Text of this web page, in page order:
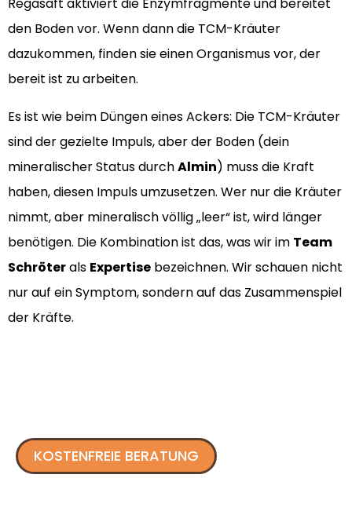
den Boden vor. Wenn dann die TCM-Kräuter
dazukommen, finden sie einen Organismus vor, der
bereit ist zu arbeiten.
Es ist wie beim Düngen eines Ackers: Die TCM-Kräuter
sind der gezielte Impuls, aber der Boden (dein
mineralischer Status durchAlmin) muss die Kraft
haben, diesen Impuls umzusetzen. Wer nur die Kräuter
nimmt, aber mineralisch völlig „leer“ ist, wird länger
benötigen. Die Kombination ist das, was wir im Team
Schröterals Expertise bezeichnen. Wir schauen nicht
nur auf ein Symptom, sondern auf das Zusammenspiel
der Kräfte.
KOSTENFREIE BERATUNG